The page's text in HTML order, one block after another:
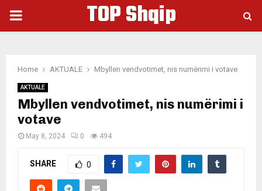
PRIMARY
TOP Shqip
Home AKTUALE Mbyllen vendvotimet, nis numërimi i votave
AKTUALE
Mbyllen vendvotimet, nis numërimi i
votave
May 8, 2024 0 494
SHARE 0